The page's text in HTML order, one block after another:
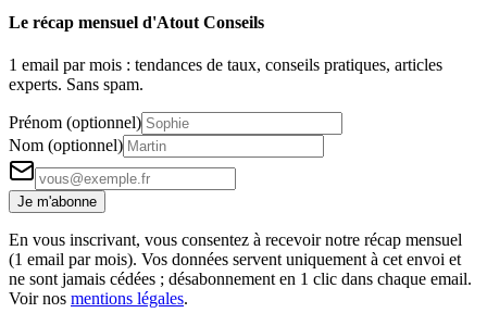
Le récap mensuel d'Atout Conseils
1 email par mois : tendances de taux, conseils pratiques, articles
experts. Sans spam.
Prénom (optionnel)
Nom (optionnel)
Je m'abonne
En vous inscrivant, vous consentez à recevoir notre récap mensuel
(1 email par mois). Vos données servent uniquement à cet envoi et
ne sont jamais cédées ; désabonnement en 1 clic dans chaque email.
Voir nos mentions légales.